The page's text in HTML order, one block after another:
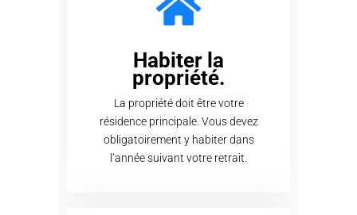
Habiter la
propriété.
La propriété doit être votre
résidence principale. Vous devez
obligatoirement y habiter dans
l’année suivant votre retrait.